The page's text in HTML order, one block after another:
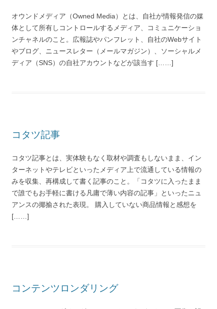
オウンドメディア（Owned Media）とは、自社が情報発信の媒
体として所有しコントロールするメディア、コミュニケーショ
ンチャネルのこと。広報誌やパンフレット、自社のWebサイト
やブログ、ニュースレター（メールマガジン）、ソーシャルメ
ディア（SNS）の自社アカウントなどが該当す [……]
コタツ記事
コタツ記事とは、実体験もなく取材や調査もしないまま、イン
ターネットやテレビといったメディア上で流通している情報の
みを収集、再構成して書く記事のこと。「コタツに入ったまま
で誰でもお手軽に書ける凡庸で薄い内容の記事」といったニュ
アンスの揶揄された表現。 購入していない商品情報と感想を
[……]
コンテンツロンダリング